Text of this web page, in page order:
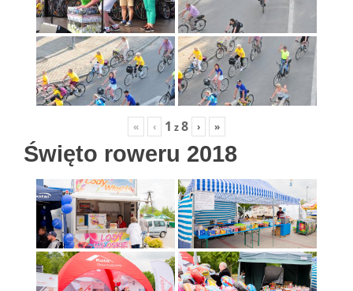
« ‹ 1 z8 › »
Święto roweru 2018